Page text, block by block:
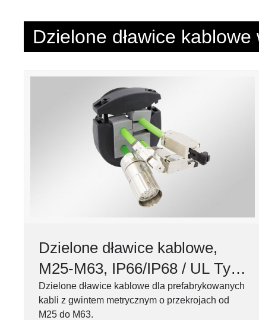
Dzielone dławice kablowe
Dzielone dławice kablowe,
M25-M63, IP66/IP68 / UL Typ
12/4X*
Dzielone dławice kablowe dla prefabrykowanych
kabli z gwintem metrycznym o przekrojach od
M25 do M63.